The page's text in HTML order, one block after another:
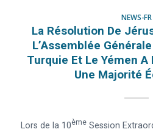
NEWS-FR
La Résolution De
L’Assemblée Générale
Turquie Et Le Yémen
Une Majorité
Lors de la 10ÈmeSession